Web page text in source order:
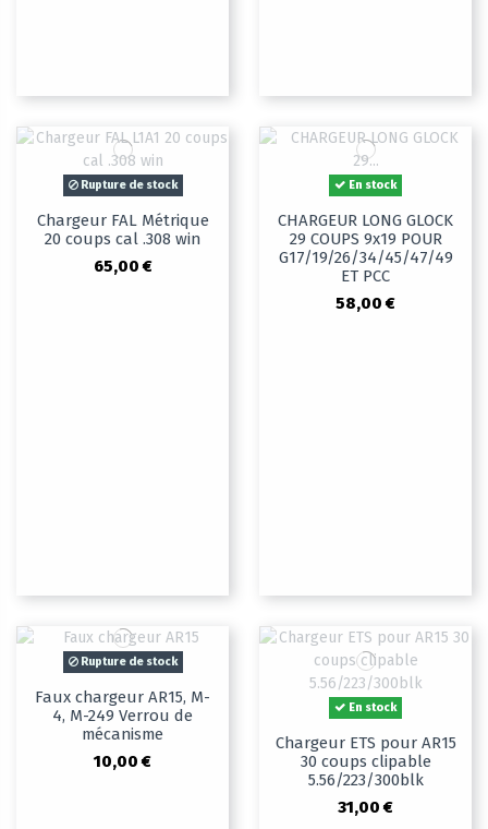
Rupture de stock
Chargeur FAL Métrique
20 coups cal .308 win
65,00 €
En stock
CHARGEUR LONG GLOCK
29 COUPS 9x19 POUR
G17/19/26/34/45/47/49
ET PCC
58,00 €
Rupture de stock
Faux chargeur AR15, M-
4, M-249 Verrou de
mécanisme
10,00 €
En stock
Chargeur ETS pour AR15
30 coups clipable
5.56/223/300blk
31,00 €